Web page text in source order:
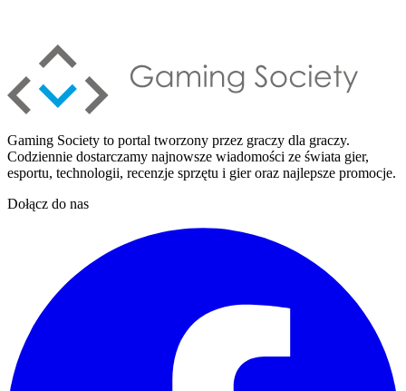
Gaming Society to portal tworzony przez graczy dla graczy.
Codziennie dostarczamy najnowsze wiadomości ze świata gier,
esportu, technologii, recenzje sprzętu i gier oraz najlepsze promocje.
Dołącz do nas